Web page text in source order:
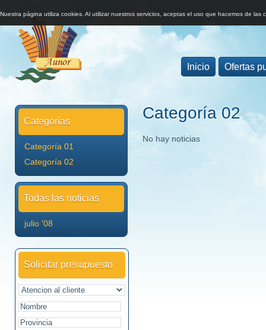
Nuestra página utiliza cookies. Al utilizar nuestros servicios, aceptas el uso que hacemos de las
Inicio Ofertas
Categoría 02
No hay noticias
Categorías
Categoría 01
Categoría 02
Todas las noticias
julio '08
Solicitar presupuesto